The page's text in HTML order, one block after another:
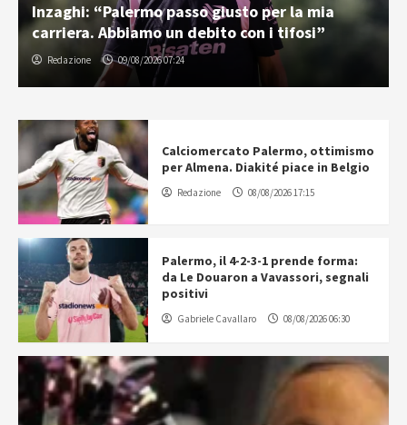
Inzaghi: “Palermo passo giusto per la mia
carriera. Abbiamo un debito con i tifosi”
Redazione 09/08/2026 07:24
Calciomercato Palermo, ottimismo
per Almena. Diakité piace in Belgio
Redazione 08/08/2026 17:15
Palermo, il 4-2-3-1 prende forma:
da Le Douaron a Vavassori, segnali
positivi
Gabriele Cavallaro 08/08/2026 06:30